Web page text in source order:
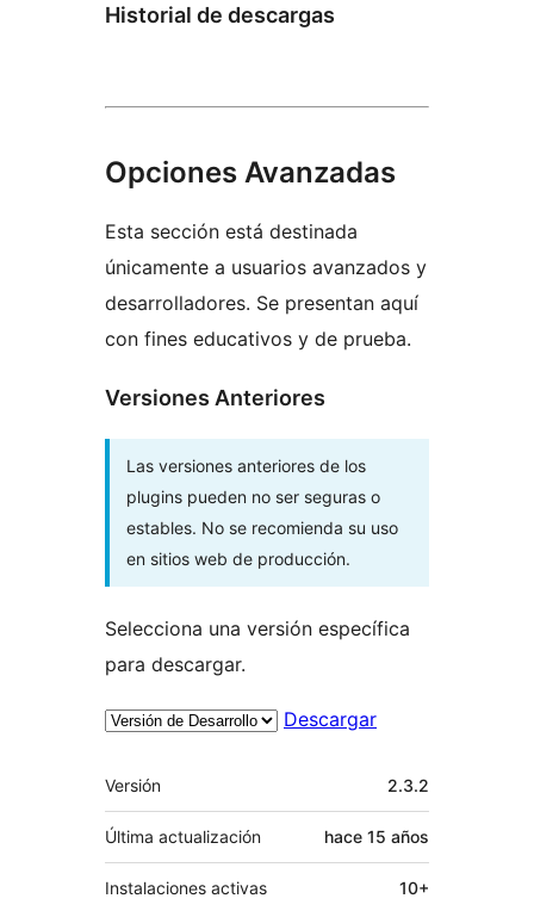
Historial de descargas
Opciones Avanzadas
Esta sección está destinada
únicamente a usuarios avanzados y
desarrolladores. Se presentan aquí
con fines educativos y de prueba.
Versiones Anteriores
Las versiones anteriores de los
plugins pueden no ser seguras o
estables. No se recomienda su uso
en sitios web de producción.
Selecciona una versión específica
para descargar.
Descargar
Meta
Versión 2.3.2
Última actualización hace 15 años
Instalaciones activas 10+